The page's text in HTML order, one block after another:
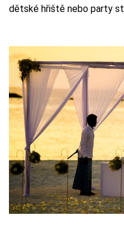
dětské hřiště nebo party